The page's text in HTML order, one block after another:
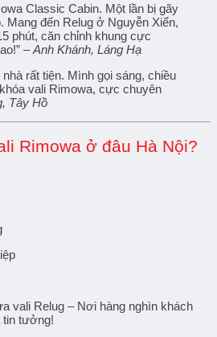
Classic Cabin. Một lần bị gãy
Mang đến Relug ở Nguyễn Xiển,
phút, căn chỉnh khung cực
–Anh Khánh, Láng Hạ
rất tiện. Mình gọi sáng, chiều
vali Rimowa, cực chuyên
Tây Hồ
Rimowa ở đâu Hà Nội?
vali Relug – Nơi hàng nghìn khách
tin tưởng!